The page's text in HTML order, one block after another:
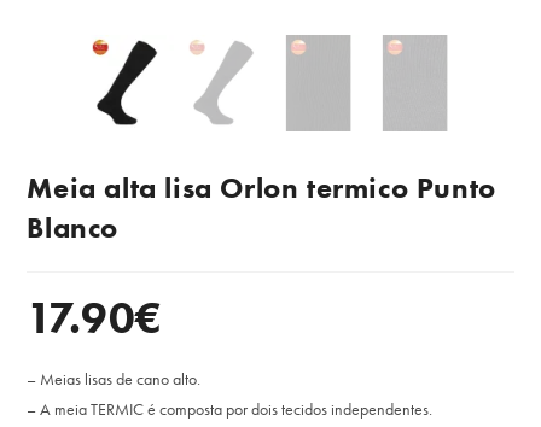
Meia alta lisa Orlon termico Punto
Blanco
17.90€
– Meias lisas de cano alto.
– A meia TERMIC é composta por dois tecidos independentes.